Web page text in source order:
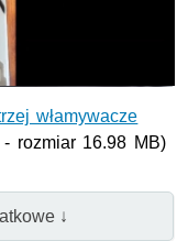
włamywacze
rozmiar 16.98 MB)
↓